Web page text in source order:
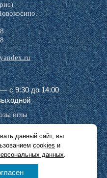
с 9:30 до 14:00
иглы
символика и
в наших картинках
исключительно в целях
данный сайт, вы
cookies и
данных.